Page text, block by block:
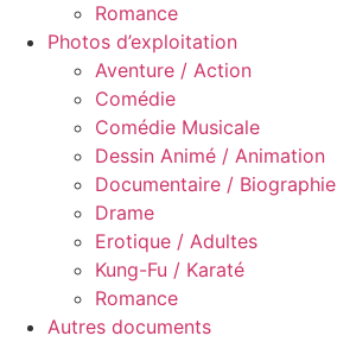
Romance
Photos d’exploitation
Aventure / Action
Comédie
Comédie Musicale
Dessin Animé / Animation
Documentaire / Biographie
Drame
Erotique / Adultes
Kung-Fu / Karaté
Romance
Autres documents